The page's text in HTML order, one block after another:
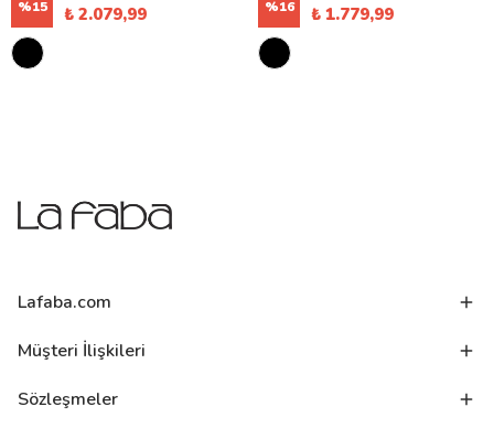
%15 ₺ 2.079,99 %16 ₺ 1.779,99
Lafaba.com
Müşteri İlişkileri
Sözleşmeler